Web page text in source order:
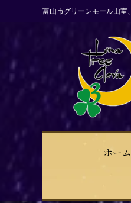
富山市グリーンモール山室
ホーム